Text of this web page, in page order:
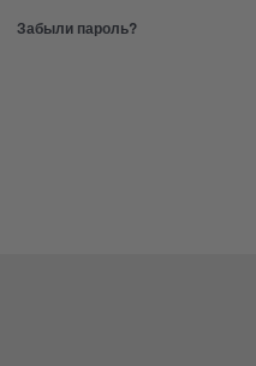
Забыли пароль?